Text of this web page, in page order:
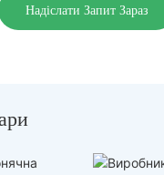
Надіслати Запит Зараз